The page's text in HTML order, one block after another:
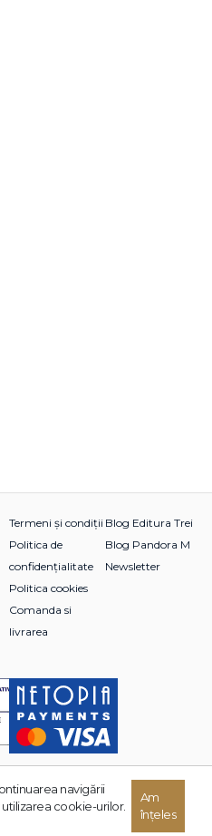
Termeni și condiții
Politica de
confidențialitate
Politica cookies
Comanda si
livrarea
Blog Editura Trei
Blog Pandora M
Newsletter
Toate drepturile rezervate.
navigării
cookie-urilor.
Am
înțeles